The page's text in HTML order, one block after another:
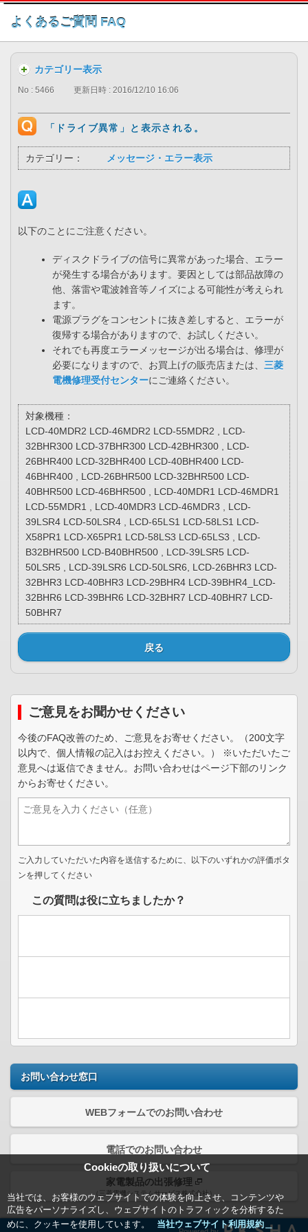
このページの本文へ
よくあるご質問 FAQ
Cookieの取り扱いについて
当社では、お客様のウェブサイトでの体験を向上させ、コンテンツや
広告をパーソナライズし、ウェブサイトのトラフィックを分析するた
めに、クッキーを使用しています。
当社ウェブサイト利用規約＿
カテゴリー表示
No : 5466 更新日時 : 2016/12/10 16:06
「ドライブ異常」と表示される。
カテゴリー： メッセージ・エラー表示
以下のことにご注意ください。
ディスクドライブの信号に異常があった場合、エラー
が発生する場合があります。要因としては部品故障の
他、落雷や電波雑音等ノイズによる可能性が考えられ
ます。
電源プラグをコンセントに抜き差しすると、エラーが
復帰する場合がありますので、お試しください。
それでも再度エラーメッセージが出る場合は、修理が
必要になりますので、お買上げの販売店または、 三菱
電機修理受付センターにご連絡ください。
対象機種：
LCD-40MDR2 LCD-46MDR2 LCD-55MDR2 , LCD-
32BHR300 LCD-37BHR300 LCD-42BHR300 , LCD-
26BHR400 LCD-32BHR400 LCD-40BHR400 LCD-
46BHR400 , LCD-26BHR500 LCD-32BHR500 LCD-
40BHR500 LCD-46BHR500 , LCD-40MDR1 LCD-46MDR1
LCD-55MDR1 , LCD-40MDR3 LCD-46MDR3 , LCD-
39LSR4 LCD-50LSR4 , LCD-65LS1 LCD-58LS1 LCD-
X58PR1 LCD-X65PR1 LCD-58LS3 LCD-65LS3 , LCD-
B32BHR500 LCD-B40BHR500 , LCD-39LSR5 LCD-
50LSR5 , LCD-39LSR6 LCD-50LSR6, LCD-26BHR3 LCD-
32BHR3 LCD-40BHR3 LCD-29BHR4 LCD-39BHR4_LCD-
32BHR6 LCD-39BHR6 LCD-32BHR7 LCD-40BHR7 LCD-
50BHR7
戻る
ご意見をお聞かせください
今後のFAQ改善のため、ご意見をお寄せください。（200文字
以内で、個人情報の記入はお控えください。） ※いただいたご
意見へは返信できません。お問い合わせはページ下部のリンク
からお寄せください。
ご入力していただいた内容を送信するために、以下のいずれかの評価ボタ
ンを押してください
この質問は役に立ちましたか？
お問い合わせ窓口
WEBフォームでのお問い合わせ
電話でのお問い合わせ
家電製品の出張修理
（三菱電機システムサービス株式会社）